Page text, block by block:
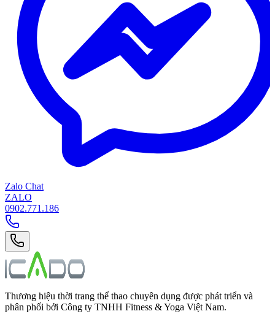
Zalo Chat
ZALO
0902.771.186
Thương hiệu thời trang thể thao chuyên dụng được phát triển và
phân phối bởi Công ty TNHH Fitness & Yoga Việt Nam.